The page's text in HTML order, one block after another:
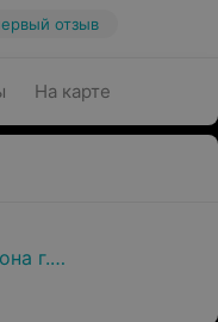
отзыв
На карте
г.